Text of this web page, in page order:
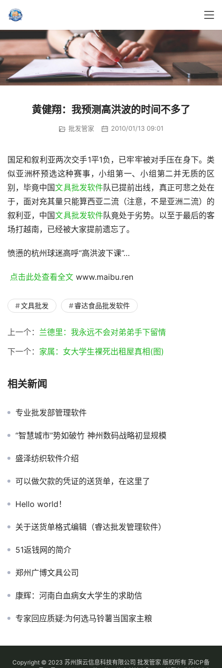
黄健翔：我预测高洪波的时间不多了
批发管家 2010/01/13 09:01
国足和叙利亚两次交手1平1负，已牢牢被对手压在身下。类
似亚洲杯预选这种赛事，小组第一、小组第二并无质的区
别，毕竟中国文具批发软件队已提前出线，真正可悲之处在
于，面对充其量只能算西亚二流（注意，不是亚洲二流）的
叙利亚，中国文具批发软件队竟处于劣势。以至于最后的客
场打越南，已经被大家提前遗忘了。
愤懑的杭州球迷高呼“高洪波下课”…
点击此处查看全文 www.maibu.ren
文具批发 睿达食品批发软件
上一个： 兰德里：我永远不会对弟弟手下留情
下一个： 家属：女大学生裸死出租屋真相(图)
相关新闻
专业批发部管理软件
“智慧城市”势如破竹 神州数码战略初显规模
盛泽纺织软件介绍
可以做欠款的凭证的送货单，在这里了
Hello world！
关于送货单格式编辑（睿达批发管理软件）
51返钱网的简介
郑州广博文具公司
康辉：河南白血病女大学生的求助信
专家回应质疑:为何选马铃薯当国家主粮
Copyright © 2023 苏州旗云信息科技有限公司 批发管家 版权所有 苏ICP备